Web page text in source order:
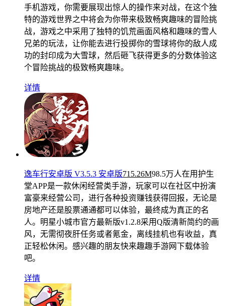
手机游戏，你需要展现出惊人的操作来对战，在这个独
特的游戏世界之中将会为你带来极致畅爽趣味的冒险挑
战，游戏之中采用了独特的饥荒画面风格和趣味的雪人
兄弟的玩法，让你能去进行投掷你的雪球将你的敌人成
功的封印成为大雪球，然后砸飞获得更多的分数体验这
个冒险挑战的极致畅爽趣味。
详情
逸车行安卓版 V3.5.3 安卓版715.26M98.5万人在用护生
堂APP是一款休闲经营类手游，玩家可以在社区中扮演
富豪来经营公司，进行各种投资赚钱获得回报，无论是
房地产还是股票通通都可以体验，最终成为真正的名
人。明星小城市官方最新版v1.2.8采用Q版清新简约的画
风，无需彻夜肝任务或者氪金，离线挂机也有收益，真
正轻松休闲。感兴趣的朋友快来趣趣手游网下载体验
吧。
详情